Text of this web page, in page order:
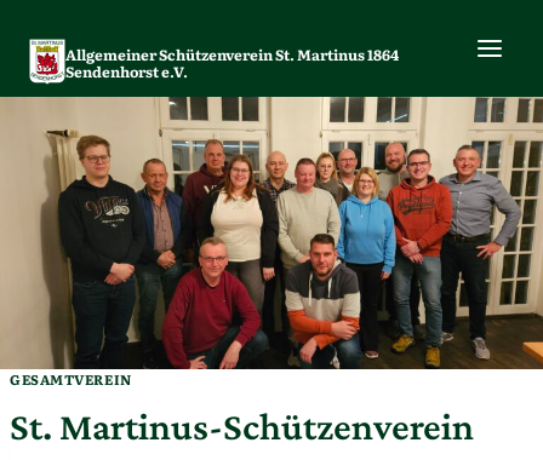
Inhalt
springen
Allgemeiner Schützenverein St. Martinus 1864
Sendenhorst e.V.
GESAMTVEREIN
St. Martinus-Schützenverein